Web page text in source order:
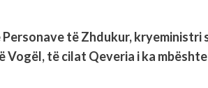
të Zhdukur, kryeministri
Vogël, të cilat Qeveria i ka